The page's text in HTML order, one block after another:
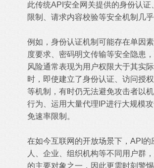
此传统API安全网关提供的身份认证
限制、请求内容校验等安全机制几乎
例如，身份认证机制可能存在单因
度要求、密码明文传输等安全隐患
风险通常表现为用户权限大于其实
时，即使建立了身份认证、访问授
等机制，有时仍无法避免攻击者以
行为、运用大量代理IP进行大规模
免速率限制。
在如今互联网的开放场景下，API的
人、企业、组织机构等不同用户群
的主要对象之一，因此更需时刻警惕